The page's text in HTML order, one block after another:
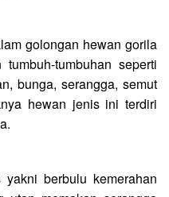
golongan hewan gorila
tumbuhan seperti
bunga, serangga, semut
hewan jenis ini terdiri
berbulu kemerahan